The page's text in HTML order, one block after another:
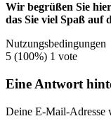
Wir begrüßen Sie
das Sie viel Spaß auf
Nutzungsbedingungen
5 (100%) 1 vote
Eine Antwort
Deine E-Mail-Adresse